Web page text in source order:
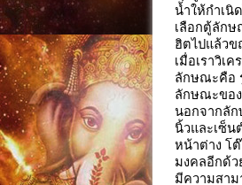
น้ำให้กำเนิ
เลือกตู้ลัก
ฮิตไปแล้ว
เมื่อเราวิเ
ลักษณะคือ
ลักษณะขอ
นอกจากลัก
นิ้วและเซ็น
หน้าต่าง โ
มงคลอีกด้
มีความสาม